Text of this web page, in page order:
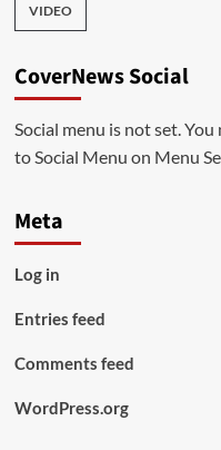
VIDEO
CoverNews Social
Social menu is not set.
to Social Menu on Menu
Meta
Log in
Entries feed
Comments feed
WordPress.org